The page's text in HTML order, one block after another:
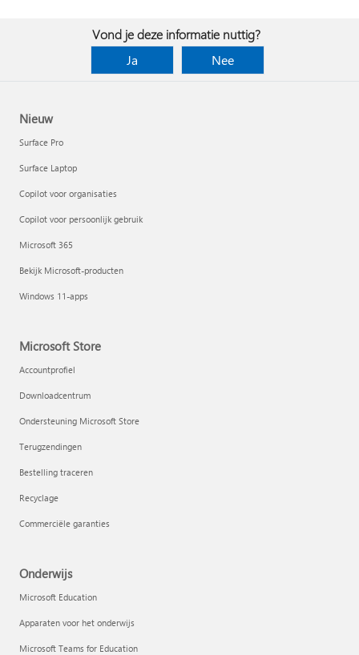
Vond je deze informatie nuttig?
Ja
Nee
Nieuw
Surface Pro
Surface Laptop
Copilot voor organisaties
Copilot voor persoonlijk gebruik
Microsoft 365
Bekijk Microsoft-producten
Windows 11-apps
Microsoft Store
Accountprofiel
Downloadcentrum
Ondersteuning Microsoft Store
Terugzendingen
Bestelling traceren
Recyclage
Commerciële garanties
Onderwijs
Microsoft Education
Apparaten voor het onderwijs
Microsoft Teams for Education